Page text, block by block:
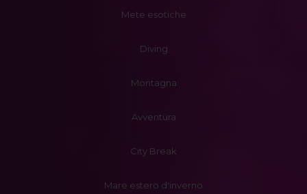
Mete esotiche
Diving
Montagna
Avventura
City Break
Mare estero d'inverno